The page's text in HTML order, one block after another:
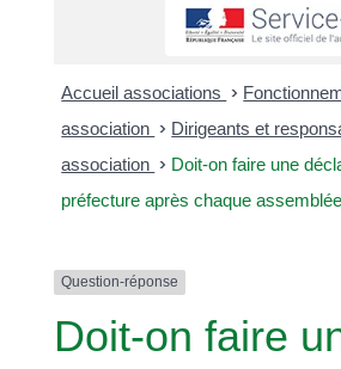
Accueil associations >
association > Dirigeants et
association > Doit-on faire une
préfecture après chaque
Question-réponse
Doit-on faire